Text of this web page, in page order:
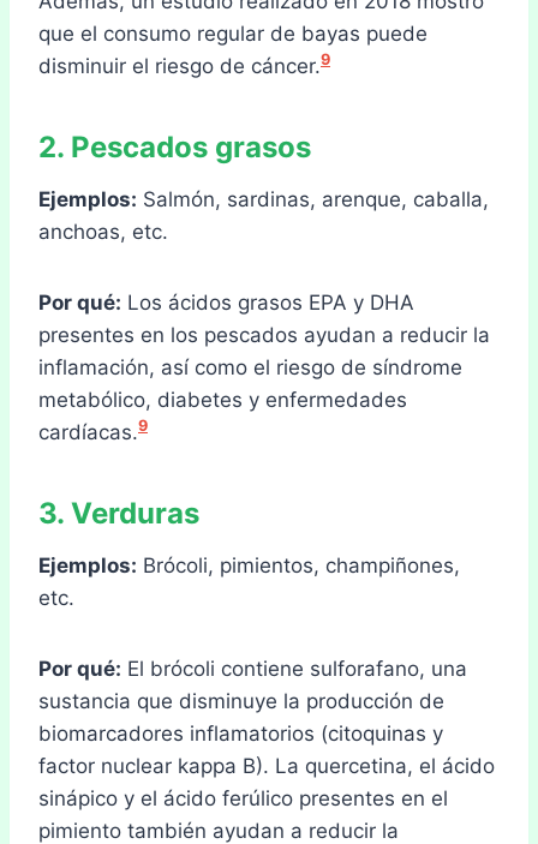
que el consumo regular de bayas puede
disminuir el riesgo de cáncer.9
2. Pescados grasos
Ejemplos: Salmón, sardinas, arenque, caballa,
anchoas, etc.
Por qué: Los ácidos grasos EPA y DHA
presentes en los pescados ayudan a reducir la
inflamación, así como el riesgo de síndrome
metabólico, diabetes y enfermedades
cardíacas.9
3. Verduras
Ejemplos: Brócoli, pimientos, champiñones,
etc.
Por qué: El brócoli contiene sulforafano, una
sustancia que disminuye la producción de
biomarcadores inflamatorios (citoquinas y
factor nuclear kappa B). La quercetina, el ácido
sinápico y el ácido ferúlico presentes en el
pimiento también ayudan a reducir la